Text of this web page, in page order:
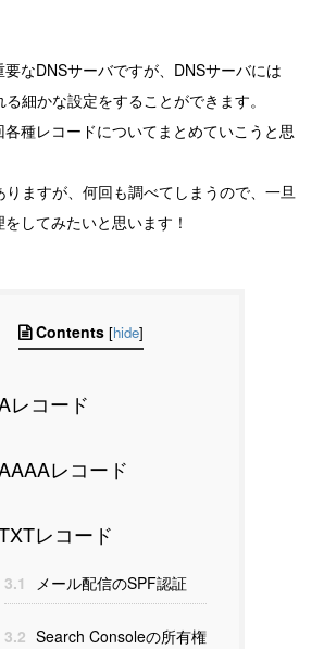
なDNSサーバですが、DNSサーバには
細かな設定をすることができます。
種レコードについてまとめていこうと思
りますが、何回も調べてしまうので、一旦
してみたいと思います！
Contents [hide]
レコード
レコード
レコード
3.1 メール配信のSPF認証
3.2 Search Consoleの所有権